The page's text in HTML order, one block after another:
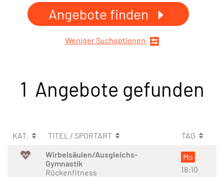
Angebote finden
Weniger Suchoptionen
1 Angebote gefunden
KAT. TITEL / SPORTART
TAG
Wirbelsäulen/Ausgleichs-
Gymnastik
Rückenfitness
Mo
18:10